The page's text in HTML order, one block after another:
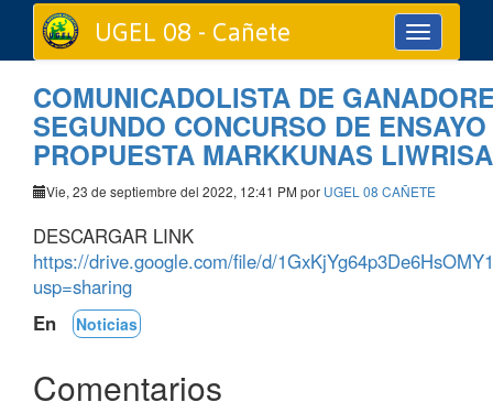
Toggle
navigation
UGEL 08 - Cañete
COMUNICADOLISTA DE
SEGUNDO CONCURSO DE
PROPUESTA MARKKUNAS
Vie, 23 de septiembre del 2022, 12:41 PM por UGEL 08 CAÑETE
DESCARGAR LINK
https://drive.google.com/file/d/
usp=sharing
En
Noticias
Comentarios